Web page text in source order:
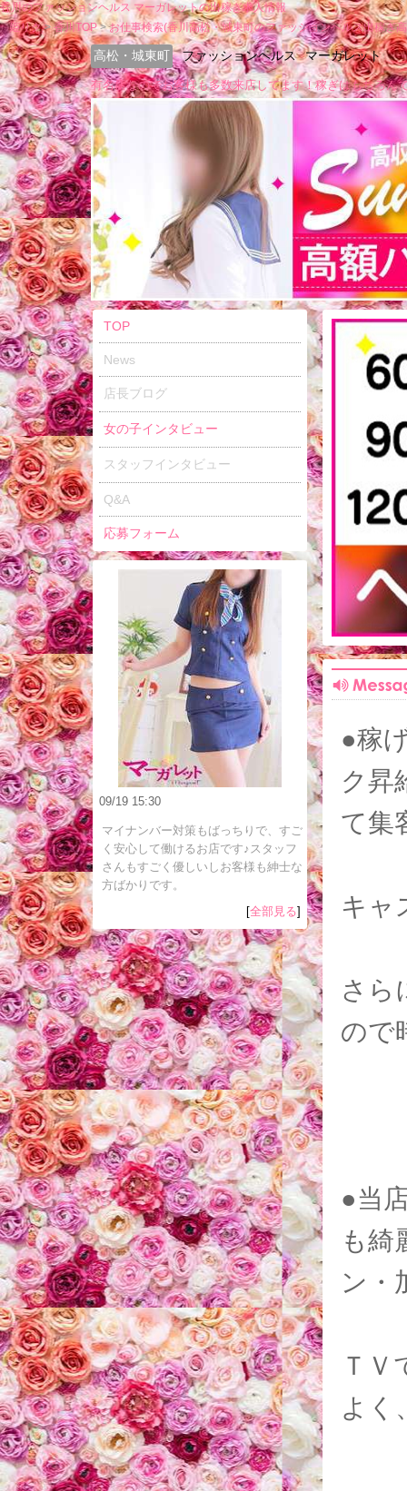
香川のファッションヘルス マーガレットの出稼ぎ求人情報
姫リク
香川TOP お仕事検索(香川高松・城東町のファッションヘルス出稼ぎ
高松・城東町 ファッションヘルス マーガレット
有名店なのでお客様も多数来店してます！稼ぎはもちろ
TOP
News
店長ブログ
女の子インタビュー
スタッフインタビュー
Q&A
応募フォーム
09/19 15:30
マイナンバー対策もばっちりで、すご
く安心して働けるお店です♪スタッフ
さんもすごく優しいしお客様も紳士な
方ばかりです。
[全部見る]
●稼
ク昇
て集
キャ
さら
ので
●当
も綺
ン・
ＴＶ
よく